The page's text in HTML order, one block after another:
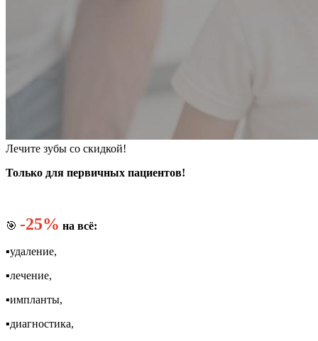
Лечите зубы со скидкой!
Только для первичных пациентов!
🎯 -25% на всё:
▪️удаление,
▪️лечение,
▪️импланты,
▪️диагностика,